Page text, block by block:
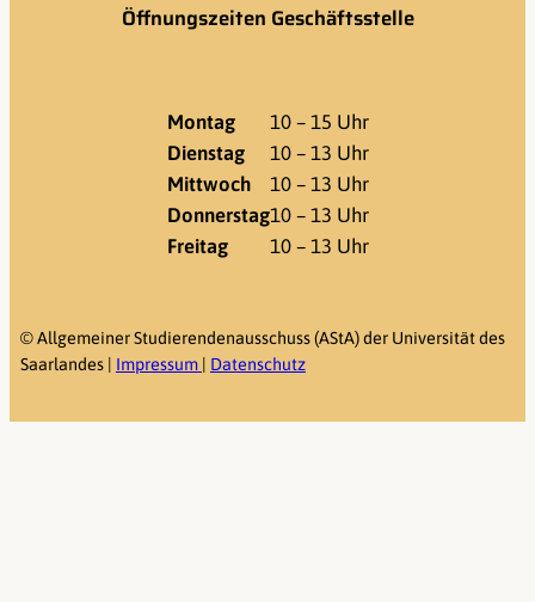
Öffnungszeiten Geschäftsstelle
Montag
Dienstag
Mittwoch
Donnerstag
Freitag
10 – 15 Uhr
10 – 13 Uhr
10 – 13 Uhr
10 – 13 Uhr
10 – 13 Uhr
©Allgemeiner Studierendenausschuss (AStA) der Universität des
Saarlandes | Impressum Datenschutz